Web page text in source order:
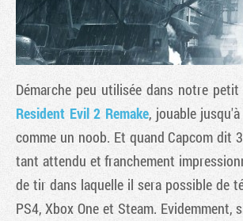
Démarche peu utilisée dans notre
Resident Evil 2 Remake, jouable
comme un noob. Et quand Capcom dit
tant attendu et franchement
de tir dans laquelle il sera possible de
PS4, Xbox One et Steam.